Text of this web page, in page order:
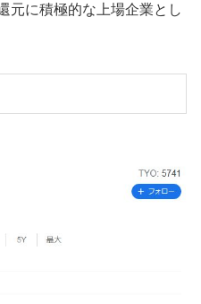
元に積極的な上場企業とし